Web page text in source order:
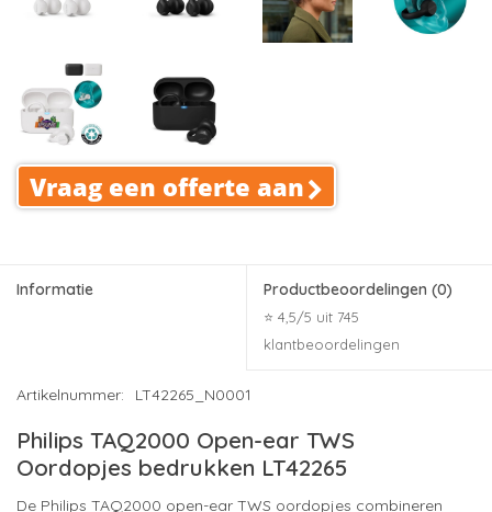
Vraag een offerte aan
Informatie Productbeoordelingen (0)
⭐ 4,5/5 uit 745
klantbeoordelingen
Artikelnummer: LT42265_N0001
Philips TAQ2000 Open-ear TWS
Oordopjes bedrukken LT42265
De Philips TAQ2000 open-ear TWS oordopjes combineren